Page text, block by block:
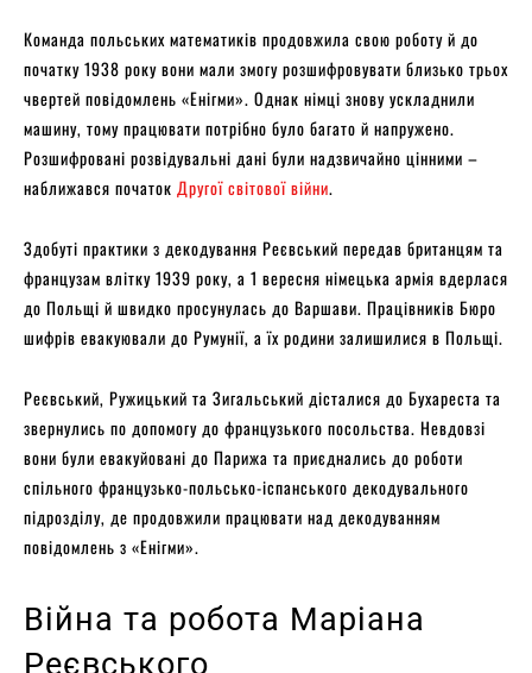
Команда польських математиків продовжила свою роботу й до
початку 1938 року вони мали змогу розшифровувати близько трьох
чвертей повідомлень «Енігми». Однак німці знову ускладнили
машину, тому працювати потрібно було багато й напружено.
Розшифровані розвідувальні дані були надзвичайно цінними –
наближався початок Другої світової війни.
Здобуті практики з декодування Реєвський передав британцям та
французам влітку 1939 року, а 1 вересня німецька армія вдерлася
до Польщі й швидко просунулась до Варшави. Працівників Бюро
шифрів евакуювали до Румунії, а їх родини залишилися в Польщі.
Реєвський, Ружицький та Зигальський дісталися до Бухареста та
звернулись по допомогу до французького посольства. Невдовзі
вони були евакуйовані до Парижа та приєднались до роботи
спільного французько-польсько-іспанського декодувального
підрозділу, де продовжили працювати над декодуванням
повідомлень з «Енігми».
Війна та робота Маріана
Реєвського